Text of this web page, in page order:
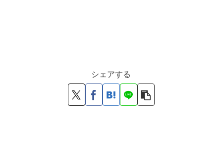
シェアする